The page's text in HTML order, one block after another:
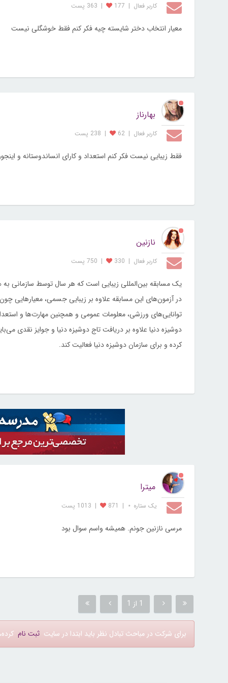
کاربر فعال |
177
| 363 پست
معیار انتخاب دختر شایسته چیه فکر کنم فقط خوشگلی نیست
بهارناز
کاربر فعال |
62
| 238 پست
فقط زیبایی نیست فکر کنم استعداد و کارای انساندوستانه و
نازنین
کاربر فعال |
330
| 750 پست
یک مسابقه بین‌المللی زیبایی است که هر سال توسط سازمانی
در آزمون‌های این مسابقه علاوه بر زیبایی جسمی،
توانایی‌های ورزشی، معلومات عمومی و همچنین مهارت‌ها و
دوشیزه دنیا علاوه بر دریافت تاج دوشیزه دنیا و جوایز
کرده و برای سازمان دوشیزه دنیا فعالیت کند.
میترا
یک ستاره ⋆ |
871
| 1013 پست
مرسی نازنین جونم. همیشه واسم سوال بود
1 از 1
برای شرکت در مباحث تبادل نظر باید ابتدا در سایت ثبت نام